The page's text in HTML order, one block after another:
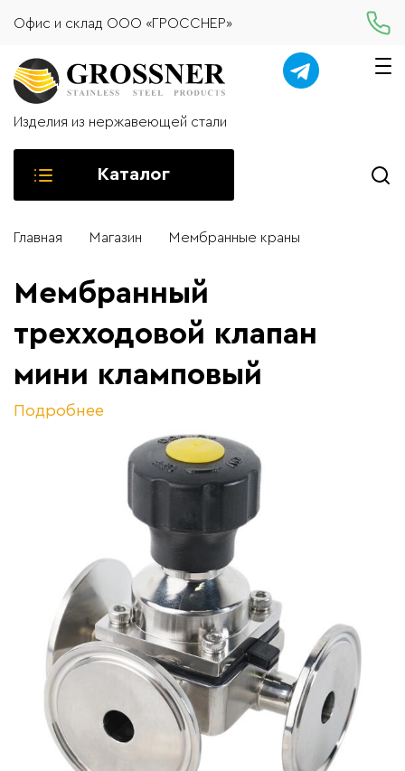
Офис и склад ООО «ГРОССНЕР»
Изделия из нержавеющей стали
Каталог
Главная Магазин Мембранные краны
Мембранный
трехходовой клапан
мини кламповый
Подробнее